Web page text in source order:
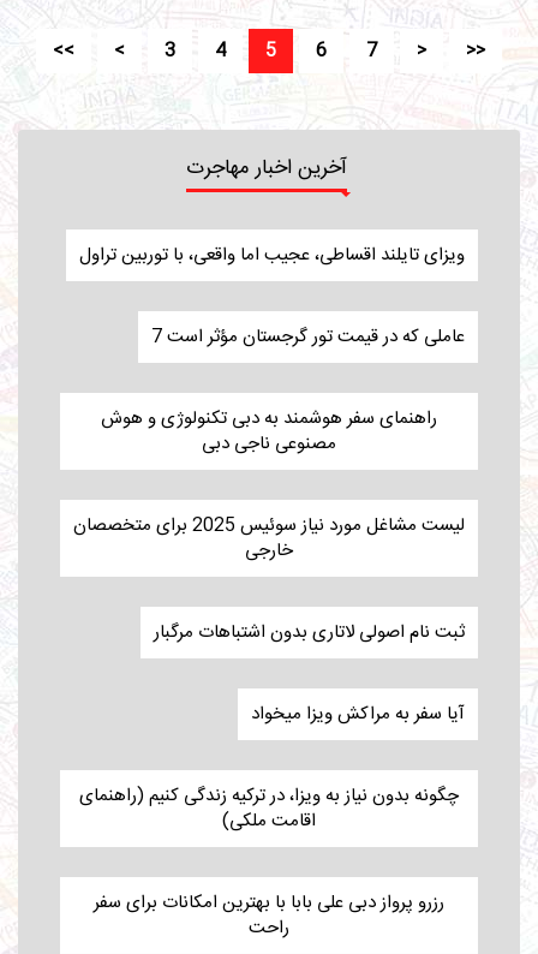
<< < 3 4 5 6 7 > >>
آخرین اخبار مهاجرت
ویزای تایلند اقساطی، عجیب اما واقعی، با توربین تراول
7 عاملی که در قیمت تور گرجستان مؤثر است
راهنمای سفر هوشمند به دبی تکنولوژی و هوش
مصنوعی ناجی دبی
لیست مشاغل مورد نیاز سوئیس 2025 برای متخصصان
خارجی
ثبت نام اصولی لاتاری بدون اشتباهات مرگبار
آیا سفر به مراکش ویزا میخواد
چگونه بدون نیاز به ویزا، در ترکیه زندگی کنیم (راهنمای
اقامت ملکی)
رزرو پرواز دبی علی بابا با بهترین امکانات برای سفر
راحت